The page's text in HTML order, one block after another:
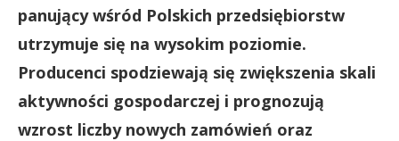
panujący wśród Polskich przedsiębiorstw
utrzymuje się na wysokim poziomie.
Producenci spodziewają się zwiększenia skali
aktywności gospodarczej i prognozują
wzrost liczby nowych zamówień oraz